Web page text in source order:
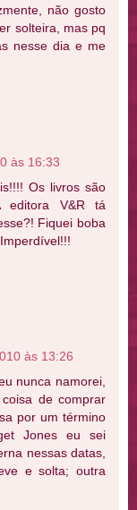
não gosto
solteira, mas pq
nesse dia e me
às 16:33
Os livros são
editora V&R tá
Fiquei boba
às 13:26
nunca namorei,
de comprar
por um término
Jones eu sei
nessas datas,
e solta; outra